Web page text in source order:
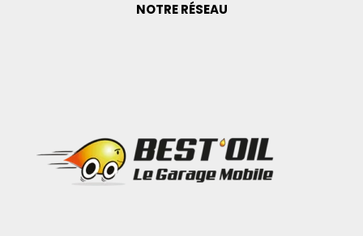
NOTRE RÉSEAU